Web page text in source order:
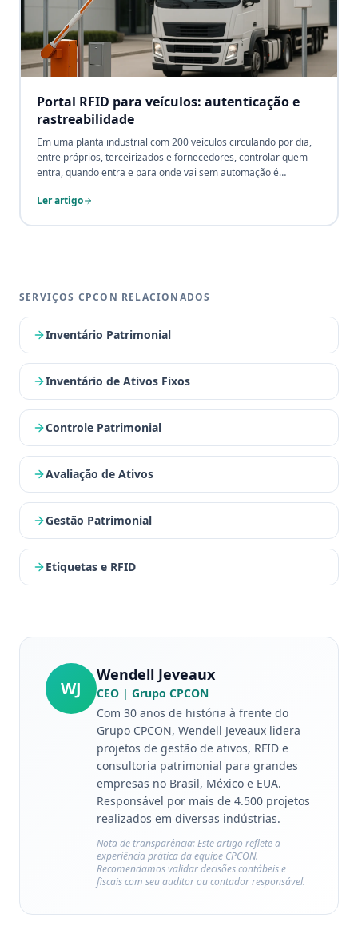
Portal RFID para veículos: autenticação e
rastreabilidade
Em uma planta industrial com 200 veículos circulando por dia,
entre próprios, terceirizados e fornecedores, controlar quem
entra, quando entra e para onde vai sem automação é
complexidade em dados precisos: cada veículo identificado em
Ler artigo
SERVIÇOS CPCON RELACIONADOS
Inventário Patrimonial
Inventário de Ativos Fixos
Controle Patrimonial
Avaliação de Ativos
Gestão Patrimonial
Etiquetas e RFID
WJ
Wendell Jeveaux
CEO | Grupo CPCON
Com 30 anos de história à frente do
Grupo CPCON, Wendell Jeveaux lidera
projetos de gestão de ativos, RFID e
consultoria patrimonial para grandes
empresas no Brasil, México e EUA.
Responsável por mais de 4.500 projetos
realizados em diversas indústrias.
Nota de transparência: Este artigo reflete a
experiência prática da equipe CPCON.
Recomendamos validar decisões contábeis e
fiscais com seu auditor ou contador responsável.